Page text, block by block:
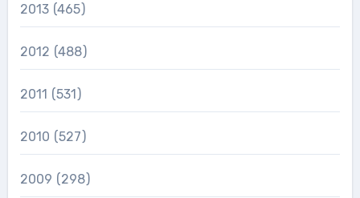
2013 (465)
2012 (488)
2011 (531)
2010 (527)
2009 (298)